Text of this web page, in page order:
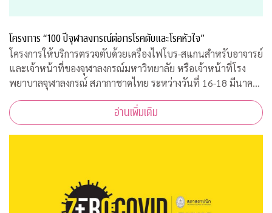
โครงการ “100 ปีจุฬาลงกรณ์ต่อกรโรคตับและโรคหัวใจ”
โครงการให้บริการตรวจตับด้วยเครื่องไฟโบร-สแกนสำหรับอาจารย์
และเจ้าหน้าที่ของจุฬาลงกรณ์มหาวิทยาลัย หรือเจ้าหน้าที่โรง
พยาบาลจุฬาลงกรณ์ สภากาชาดไทย ระหว่างวันที่ 16-18 มีนาคม
2563 เวลา 08.00-15.00 ณ ฝ่ายธนาคารเลือด ชั้น 3B อาคารภูมิสิ
ริมังคลานุสรณ์ รพ.จุฬาลงกรอ่านเพิ่มเติม